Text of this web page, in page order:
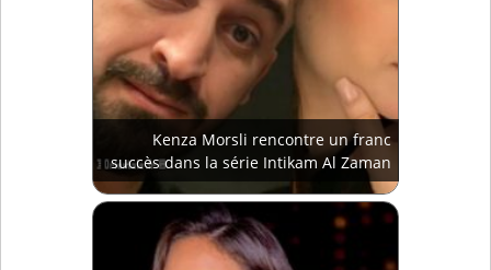
Kenza Morsli rencontre un franc
succès dans la série Intikam Al Zaman